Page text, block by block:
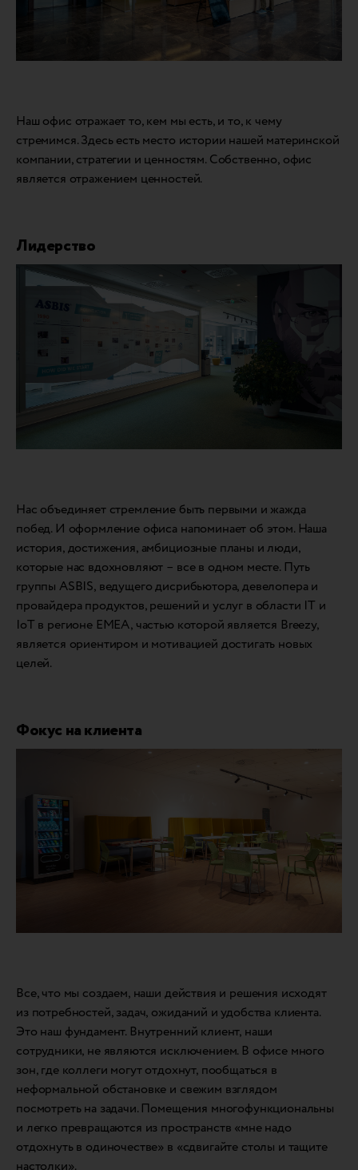
Наш офис отражает то, кем мы есть, и то, к чему
стремимся. Здесь есть место истории нашей материнской
компании, стратегии и ценностям. Собственно, офис
является отражением ценностей.
Лидерство
Нас объединяет стремление быть первыми и жажда
побед. И оформление офиса напоминает об этом. Наша
история, достижения, амбициозные планы и люди,
которые нас вдохновляют – все в одном месте. Путь
группы ASBIS, ведущего дисрибьютора, девелопера и
провайдера продуктов, решений и услуг в области IT и
IoT в регионе EMEA, частью которой является Breezy,
является ориентиром и мотивацией достигать новых
целей.
Фокус на клиента
Все, что мы создаем, наши действия и решения исходят
из потребностей, задач, ожиданий и удобства клиента.
Это наш фундамент. Внутренний клиент, наши
сотрудники, не являются исключением. В офисе много
зон, где коллеги могут отдохнут, пообщаться в
неформальной обстановке и свежим взглядом
посмотреть на задачи. Помещения многофункциональны
и легко превращаются из пространств «мне надо
отдохнуть в одиночестве» в «сдвигайте столы и тащите